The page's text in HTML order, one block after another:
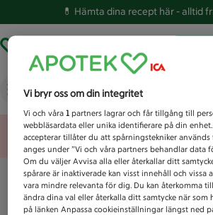
💊 Hämta dina recept här -alltid
Vad letar du efter idag?
Unknown error
Vi bryr oss om din integritet
Vi och våra1 partners lagrar och får tillgång till
webbläsardata eller unika identifierare på din
accepterar tillåter du att spårningstekniker
anges under ”Vi och våra partners behandlar data
Om du väljer Avvisa alla eller återkallar ditt
spårare är inaktiverade kan visst innehåll och vissa
vara mindre relevanta för dig. Du kan återkomma
ändra dina val eller återkalla ditt samtycke när som
på länken Anpassa cookieinställningar längst ned